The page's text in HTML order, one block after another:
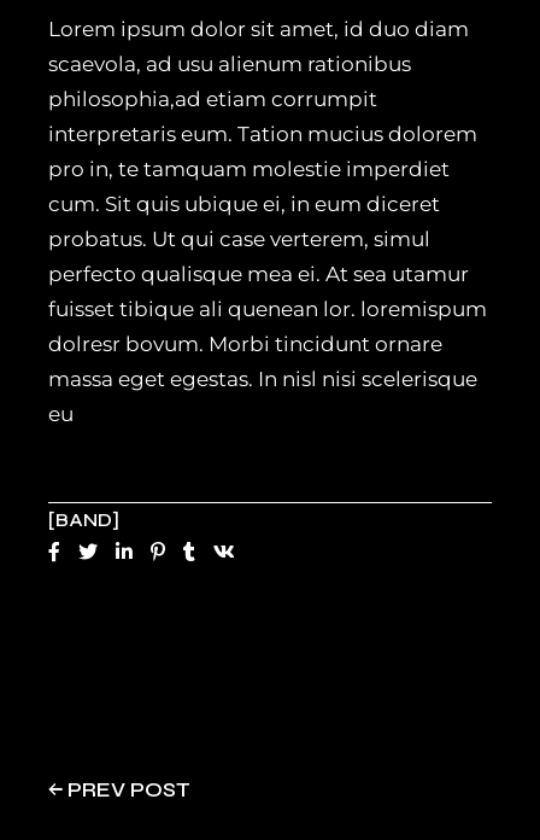
Lorem ipsum dolor sit amet, id duo diam
scaevola, ad usu alienum rationibus
philosophia,ad etiam corrumpit
interpretaris eum. Tation mucius dolorem
pro in, te tamquam molestie imperdiet
cum. Sit quis ubique ei, in eum diceret
probatus. Ut qui case verterem, simul
perfecto qualisque mea ei. At sea utamur
fuisset tibique ali quenean lor. loremispum
dolresr bovum. Morbi tincidunt ornare
massa eget egestas. In nisl nisi scelerisque
eu
BAND
PREV POST